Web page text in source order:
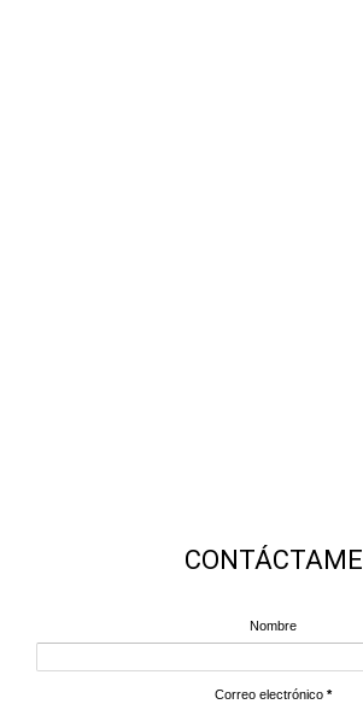
CONTÁCTAME
Nombre
Correo electrónico *